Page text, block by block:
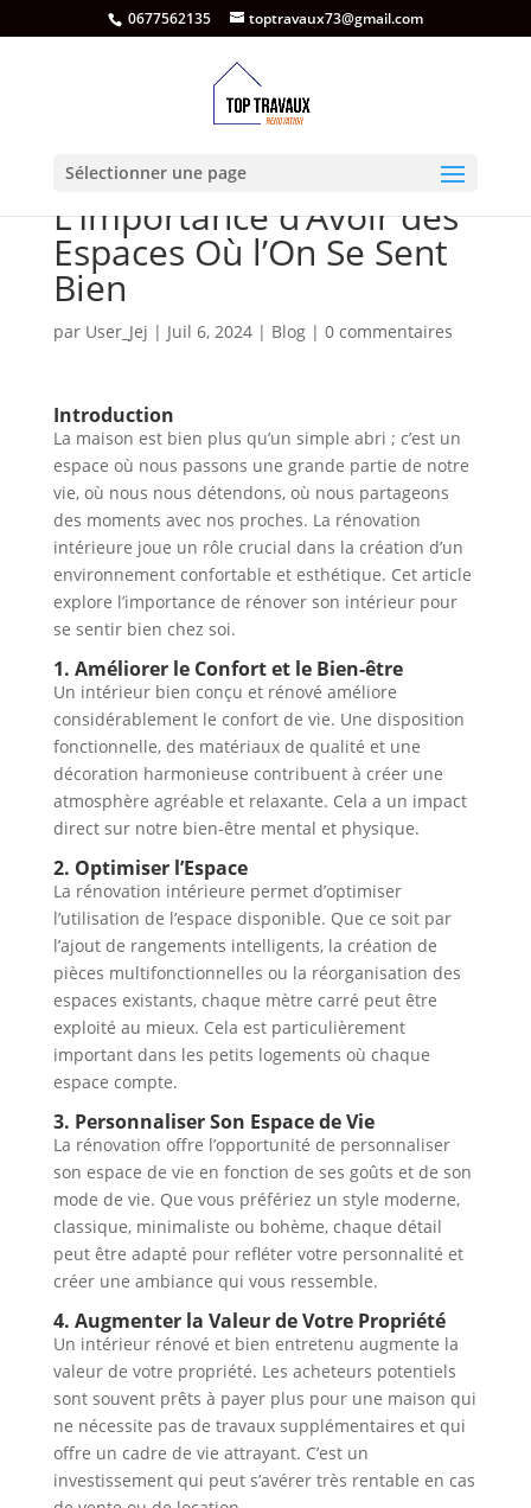
0677562135 toptravaux73@gmail.com
Sélectionner une page
Rénovation Intérieure :
L’Importance d’Avoir des
Espaces Où l’On Se Sent
Bien
par User_Jej | Juil 6, 2024| Blog| 0 commentaires
Introduction
La maison est bien plus qu’un simple abri ; c’est un
espace où nous passons une grande partie de notre
vie, où nous nous détendons, où nous partageons
des moments avec nos proches. La rénovation
intérieure joue un rôle crucial dans la création d’un
environnement confortable et esthétique. Cet article
explore l’importance de rénover son intérieur pour
se sentir bien chez soi.
1. Améliorer le Confort et le Bien-être
Un intérieur bien conçu et rénové améliore
considérablement le confort de vie. Une disposition
fonctionnelle, des matériaux de qualité et une
décoration harmonieuse contribuent à créer une
atmosphère agréable et relaxante. Cela a un impact
direct sur notre bien-être mental et physique.
2. Optimiser l’Espace
La rénovation intérieure permet d’optimiser
l’utilisation de l’espace disponible. Que ce soit par
l’ajout de rangements intelligents, la création de
pièces multifonctionnelles ou la réorganisation des
espaces existants, chaque mètre carré peut être
exploité au mieux. Cela est particulièrement
important dans les petits logements où chaque
espace compte.
3. Personnaliser Son Espace de Vie
La rénovation offre l’opportunité de personnaliser
son espace de vie en fonction de ses goûts et de son
mode de vie. Que vous préfériez un style moderne,
classique, minimaliste ou bohème, chaque détail
peut être adapté pour refléter votre personnalité et
créer une ambiance qui vous ressemble.
4. Augmenter la Valeur de Votre Propriété
Un intérieur rénové et bien entretenu augmente la
valeur de votre propriété. Les acheteurs potentiels
sont souvent prêts à payer plus pour une maison qui
ne nécessite pas de travaux supplémentaires et qui
offre un cadre de vie attrayant. C’est un
investissement qui peut s’avérer très rentable en cas